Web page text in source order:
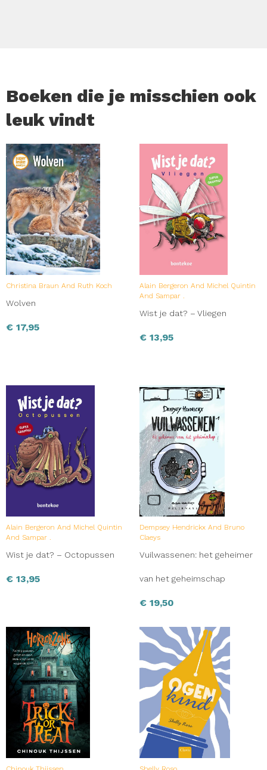
Boeken die je misschien ook
leuk vindt
Christina Braun And Ruth Koch
Wolven
€ 17,95
Alain Bergeron And Michel Quintin
And Sampar .
Wist je dat? – Vliegen
€ 13,95
Alain Bergeron And Michel Quintin
And Sampar .
Wist je dat? – Octopussen
€ 13,95
Dempsey Hendrickx And Bruno
Claeys
Vuilwassenen: het geheimer
van het geheimschap
€ 19,50